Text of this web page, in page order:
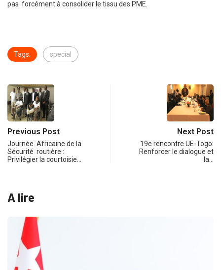
pas forcément à consolider le tissu des PME.
Tags: special
Previous Post
Journée Africaine de la
Sécurité routière :
Privilégier la courtoisie…
Next Post
19e rencontre UE-Togo:
Renforcer le dialogue et
la…
A lire